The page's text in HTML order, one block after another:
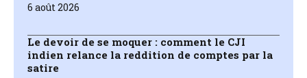
6 août 2026
Le devoir de se moquer : comment le CJI
indien relance la reddition de comptes par la
satire